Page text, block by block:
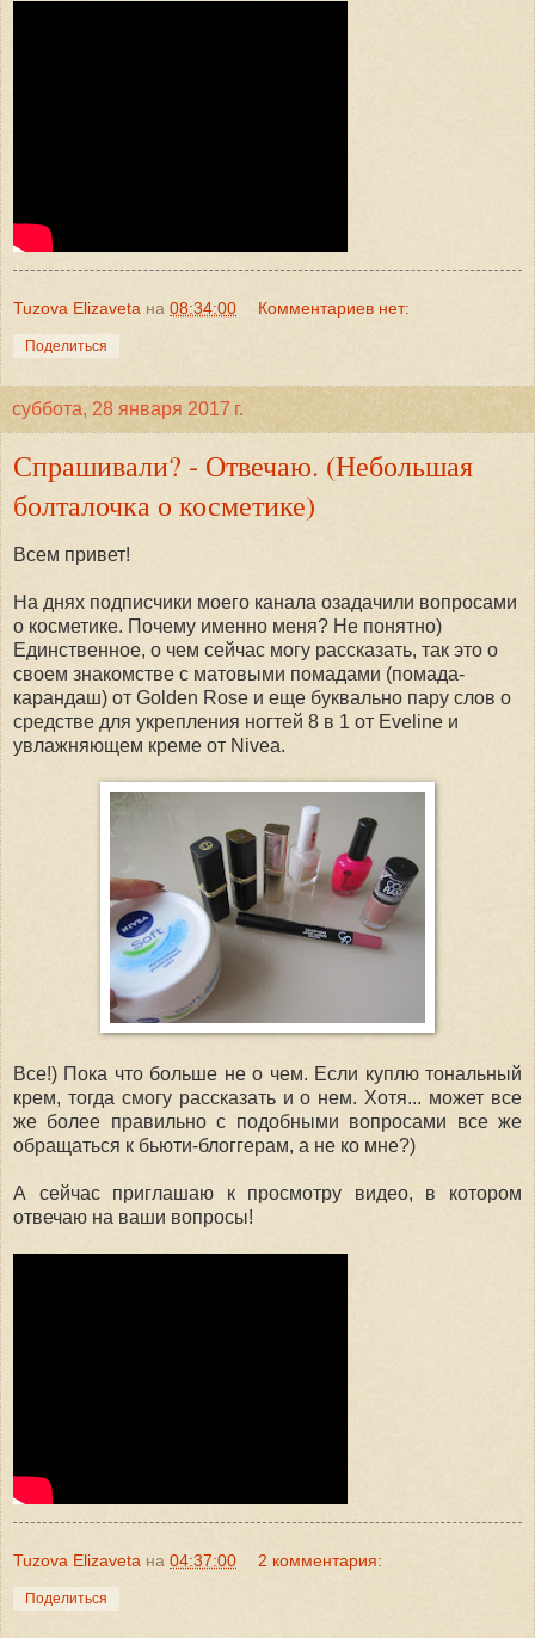
Tuzova Elizaveta на 08:34:00 Комментариев нет:
Поделиться
суббота, 28 января 2017 г.
Спрашивали? - Отвечаю. (Небольшая
болталочка о косметике)
Всем привет!
На днях подписчики моего канала озадачили вопросами
о косметике. Почему именно меня? Не понятно)
Единственное, о чем сейчас могу рассказать, так это о
своем знакомстве с матовыми помадами (помада-
карандаш) от Golden Rose и еще буквально пару слов о
средстве для укрепления ногтей 8 в 1 от Eveline и
увлажняющем креме от Nivea.
Все!) Пока что больше не о чем. Если куплю тональный
крем, тогда смогу рассказать и о нем. Хотя... может все
же более правильно с подобными вопросами все же
обращаться к бьюти-блоггерам, а не ко мне?)
А сейчас приглашаю к просмотру видео, в котором
отвечаю на ваши вопросы!
Tuzova Elizaveta на 04:37:00 2 комментария:
Поделиться